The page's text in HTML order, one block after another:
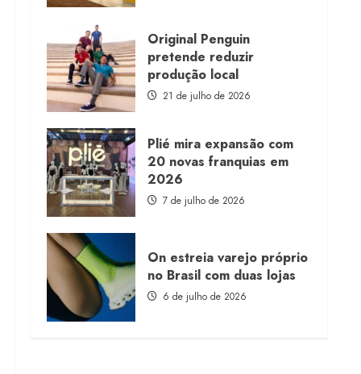
Original Penguin
pretende reduzir
produção local
21 de julho de 2026
Plié mira expansão com
20 novas franquias em
2026
7 de julho de 2026
On estreia varejo próprio
no Brasil com duas lojas
6 de julho de 2026